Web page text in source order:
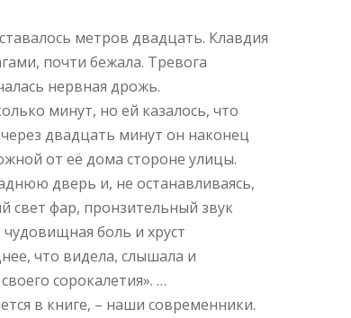
метров двадцать. Клавдия
почти бежала. Тревога
нервная дрожь.
минут, но ей казалось, что
двадцать минут он наконец
от её дома стороне улицы.
дверь и, не останавливаясь,
свет фар, пронзительный звук
боль и хруст
что видела, слышала и
сорокалетия». …
в книге, – наши современники.